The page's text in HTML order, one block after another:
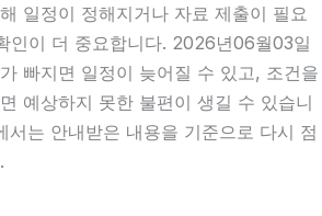
일정이 정해지거나 자료 제출이 필요
인이 더 중요합니다. 2026년06월03일
빠지면 일정이 늦어질 수 있고, 조건을
예상하지 못한 불편이 생길 수 있습니
서는 안내받은 내용을 기준으로 다시 점